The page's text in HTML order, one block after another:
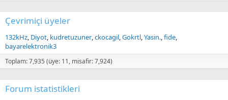
Çevrimiçi üyeler
132kHz Diyot kudretuzuner ckocagil Gokrtl Yasin. fide
bayarelektronik3
Toplam: 7,935 (üye: 11, misafir: 7,924)
Forum istatistikleri